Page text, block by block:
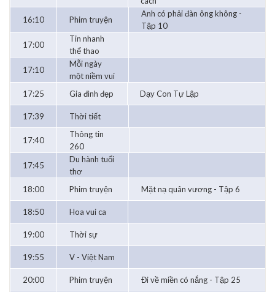
16:10
Phim truyện
Anh có phải đàn ông không -
Tập 10
17:00
Tin nhanh
thể thao
17:10
Mỗi ngày
một niềm vui
17:25
Gia đình đẹp Dạy Con Tự Lập
17:39 Thời tiết
17:40
Thông tin
260
17:45
Du hành tuổi
thơ
18:00
Phim truyện Mặt nạ quân vương - Tập 6
18:50 Hoa vui ca
19:00 Thời sự
19:55 V - Việt Nam
20:00 Phim truyện Đi về miền có nắng - Tập 25